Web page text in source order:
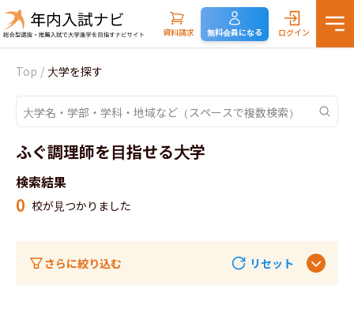
資料請求 無料会員になる ログイン
Top / 大学を探す
ふぐ調理師を目指せる大学
検索結果
0 校が見つかりました
さらに絞り込む リセット